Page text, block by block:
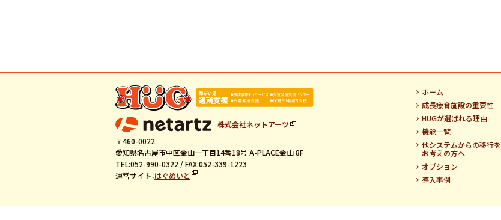
株式会社ネットアーツ
〒460-0022
愛知県名古屋市中区金山一丁目14番18号 A-PLACE金山 8F
TEL:052-990-0322 / FAX:052-339-1223
運営サイト：はぐめいと
ホーム
成長療育施設の重要性
HUGが選ばれる理由
機能一覧
他システムからの移行を
お考えの方へ
オプション
導入事例